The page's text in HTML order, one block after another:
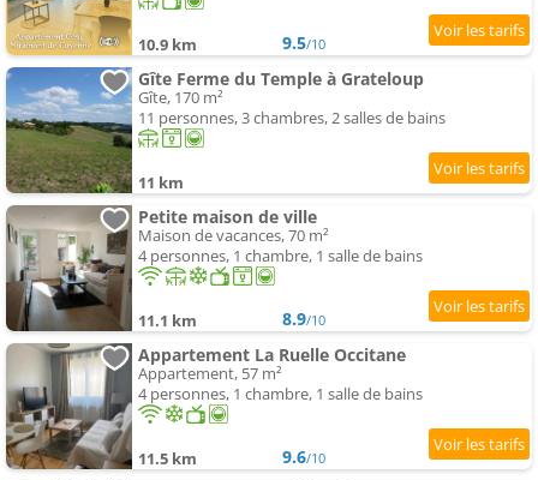
10.9 km 9.5/10
Gîte Ferme du Temple à Grateloup
Gîte, 170 m²
11 personnes, 3 chambres, 2 salles de bains
11 km
Petite maison de ville
Maison de vacances, 70 m²
4 personnes, 1 chambre, 1 salle de bains
11.1 km 8.9/10
Appartement La Ruelle Occitane
Appartement, 57 m²
4 personnes, 1 chambre, 1 salle de bains
11.5 km 9.6/10